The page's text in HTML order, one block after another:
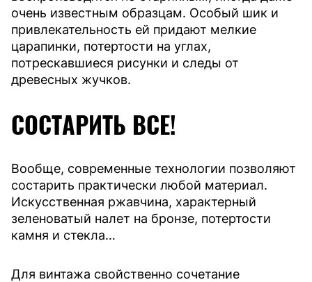
очень известным образцам. Особый шик и
привлекательность ей придают мелкие
царапинки, потертости на углах,
потрескавшиеся рисунки и следы от
древесных жучков.
СОСТАРИТЬ ВСЕ!
Вообще, современные технологии позволяют
состарить практически любой материал.
Искусственная ржавчина, характерный
зеленоватый налет на бронзе, потертости
камня и стекла…
Для винтажа свойственно сочетание